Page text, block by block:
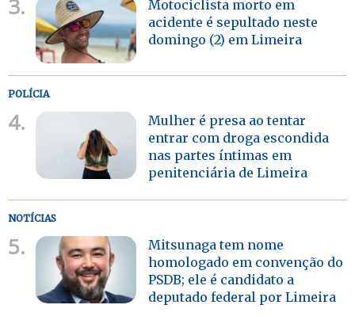
3.
Motociclista morto em
acidente é sepultado neste
domingo (2) em Limeira
POLÍCIA
4.
Mulher é presa ao tentar
entrar com droga escondida
nas partes íntimas em
penitenciária de Limeira
NOTÍCIAS
5.
Mitsunaga tem nome
homologado em convenção do
PSDB; ele é candidato a
deputado federal por Limeira